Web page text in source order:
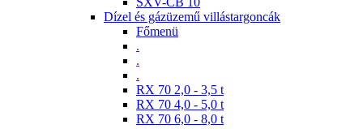
Dízel és gázüzemű villástargoncák
Főmenü
.
.
.
RX 70 2,0 - 3,5 t
RX 70 4,0 - 5,0 t
RX 70 6,0 - 8,0 t